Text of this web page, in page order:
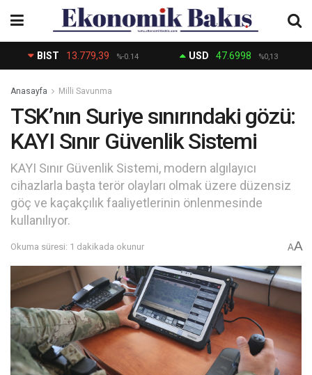
BIST 13.779,39 %-0.14 USD 47.6998 %0,13
Anasayfa Milli Savunma
TSK’nın Suriye sınırındaki gözü:
KAYI Sınır Güvenlik Sistemi
KAYI Sınır Güvenlik Sistemi, modern algılayıcı
cihazlarla başta terör olayları olmak üzere düzensiz
göç ve kaçakçılık faaliyetlerinin önlenmesinde
kullanılıyor.
Okuma süresi: 1 dakikada okunur AA